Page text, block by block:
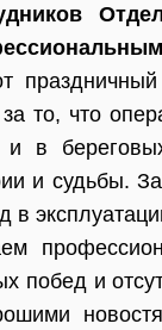
за то, что
и в
и судьбы.
в
побед и